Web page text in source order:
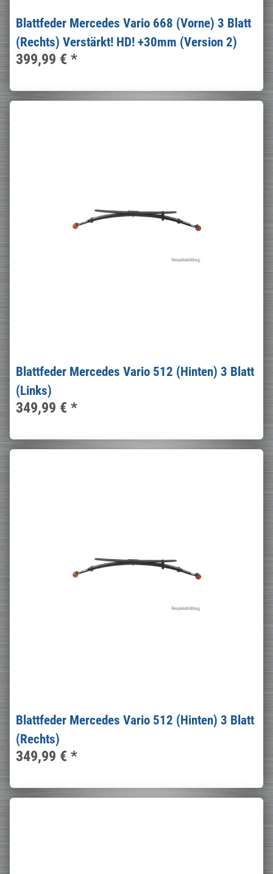
Blattfeder Mercedes Vario 668 (Vorne) 3 Blatt
(Rechts) Verstärkt! HD! +30mm (Version 2)
399,99 € *
Blattfeder Mercedes Vario 512 (Hinten) 3 Blatt
(Links)
349,99 € *
Blattfeder Mercedes Vario 512 (Hinten) 3 Blatt
(Rechts)
349,99 € *